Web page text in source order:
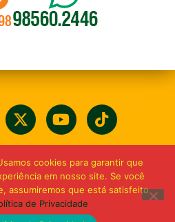
cookies para garantir que
em nosso site. Se você
assumiremos que está satisfeito
de Privacidade